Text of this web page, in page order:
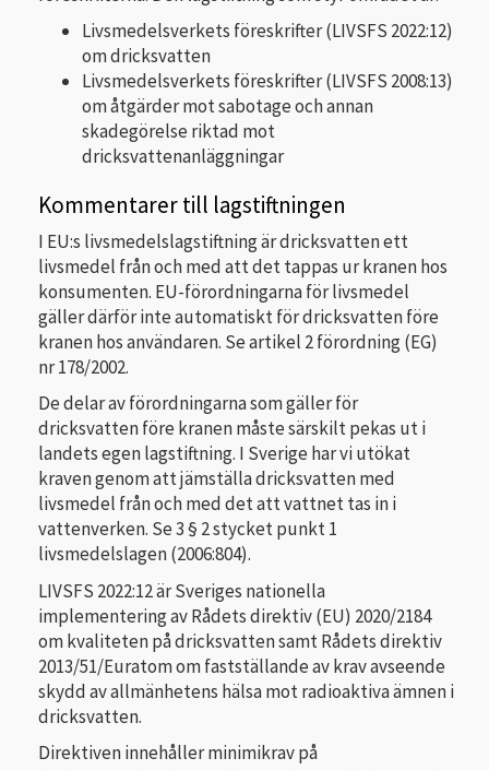
Livsmedelsverkets föreskrifter (LIVSFS 2022:12)
om dricksvatten
Livsmedelsverkets föreskrifter (LIVSFS 2008:13)
om åtgärder mot sabotage och annan
skadegörelse riktad mot
dricksvattenanläggningar
Kommentarer till lagstiftningen
I EU:s livsmedelslagstiftning är dricksvatten ett
livsmedel från och med att det tappas ur kranen hos
konsumenten. EU-förordningarna för livsmedel
gäller därför inte automatiskt för dricksvatten före
kranen hos användaren. Se artikel 2 förordning (EG)
nr 178/2002.
De delar av förordningarna som gäller för
dricksvatten före kranen måste särskilt pekas ut i
landets egen lagstiftning. I Sverige har vi utökat
kraven genom att jämställa dricksvatten med
livsmedel från och med det att vattnet tas in i
vattenverken. Se 3 § 2 stycket punkt 1
livsmedelslagen (2006:804).
LIVSFS 2022:12 är Sveriges nationella
implementering av Rådets direktiv (EU) 2020/2184
om kvaliteten på dricksvatten samt Rådets direktiv
2013/51/Euratom om fastställande av krav avseende
skydd av allmänhetens hälsa mot radioaktiva ämnen i
dricksvatten.
Direktiven innehåller minimikrav på